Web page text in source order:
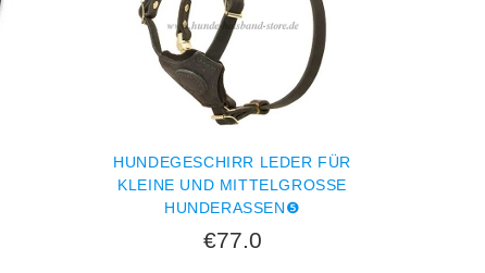
HUNDEGESCHIRR LEDER FÜR
KLEINE UND MITTELGROSSE H
UNDERASSEN❺
€77.0